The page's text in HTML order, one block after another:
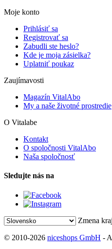
Moje konto
Prihlásiť sa
Registrovať sa
Zabudli ste heslo?
Kde je moja zásielka?
Uplatniť poukaz
Zaujímavosti
Magazín VitalAbo
My a naše životné prostredie
O Vitalabe
Kontakt
O spoločnosti VitalAbo
Naša spoločnosť
Sledujte nás na
Zmena
© 2010-2026 niceshops GmbH -